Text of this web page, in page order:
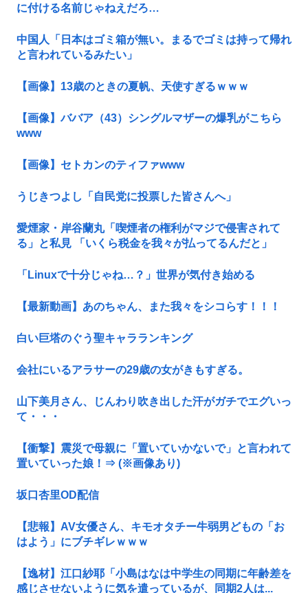
に付ける名前じゃねえだろ…
中国人「日本はゴミ箱が無い。まるでゴミは持って帰れ
と言われているみたい」
【画像】13歳のときの夏帆、天使すぎるｗｗｗ
【画像】ババア（43）シングルマザーの爆乳がこちら
www
【画像】セトカンのティファwww
うじきつよし「自民党に投票した皆さんへ」
愛煙家・岸谷蘭丸「喫煙者の権利がマジで侵害されて
る」と私見 「いくら税金を我々が払ってるんだと」
「Linuxで十分じゃね…？」世界が気付き始める
【最新動画】あのちゃん、また我々をシコらす！！！
白い巨塔のぐう聖キャラランキング
会社にいるアラサーの29歳の女がきもすぎる。
山下美月さん、じんわり吹き出した汗がガチでエグいっ
て・・・
【衝撃】震災で母親に「置いていかないで」と言われて
置いていった娘！⇒ (※画像あり)
坂口杏里OD配信
【悲報】AV女優さん、キモオタチー牛弱男どもの「お
はよう」にブチギレｗｗｗ
【逸材】江口紗耶「小島はなは中学生の同期に年齢差を
感じさせないように気を遣っているが、同期2人は...